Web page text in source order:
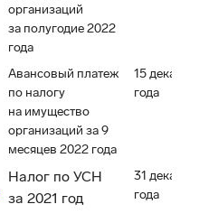
организаций
за полугодие 2022
года
Авансовый платеж
по налогу
на имущество
организаций за 9
месяцев 2022 года
15
года
Налог по УСН
за 2021 год
31
года